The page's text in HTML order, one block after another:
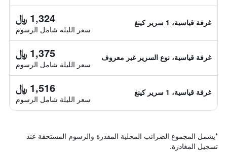
غرفة قياسية، 1 سرير كينغ 1,324 ﷼
سعر الليلة شامل الرسوم
غرفة قياسية، نوع السرير غير معروف 1,375 ﷼
سعر الليلة شامل الرسوم
غرفة قياسية، 1 سرير كينغ 1,516 ﷼
سعر الليلة شامل الرسوم
*يشمل المجموع الضرائب المحلية المقدرة والرسوم المستحقة عند
تسجيل المغادرة.